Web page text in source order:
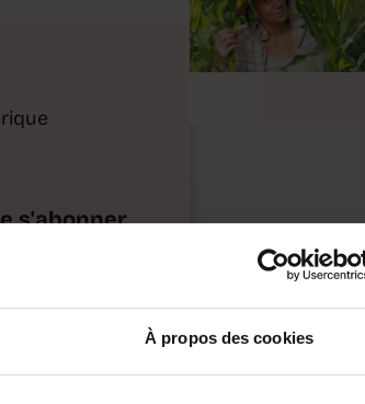
À propos des cookies
s'abonner
(e-paper)